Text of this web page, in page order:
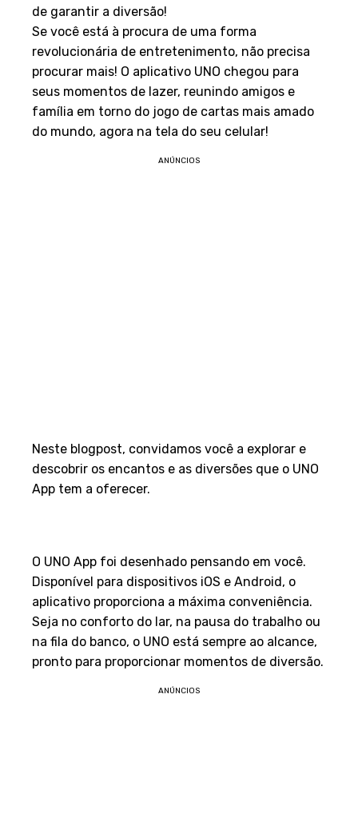
de garantir a diversão!
Se você está à procura de uma forma
revolucionária de entretenimento, não precisa
procurar mais! O aplicativo UNO chegou para
seus momentos de lazer, reunindo amigos e
família em torno do jogo de cartas mais amado
do mundo, agora na tela do seu celular!
ANÚNCIOS
Neste blogpost, convidamos você a explorar e
descobrir os encantos e as diversões que o UNO
App tem a oferecer.
O UNO App foi desenhado pensando em você.
Disponível para dispositivos iOS e Android, o
aplicativo proporciona a máxima conveniência.
Seja no conforto do lar, na pausa do trabalho ou
na fila do banco, o UNO está sempre ao alcance,
pronto para proporcionar momentos de diversão.
ANÚNCIOS